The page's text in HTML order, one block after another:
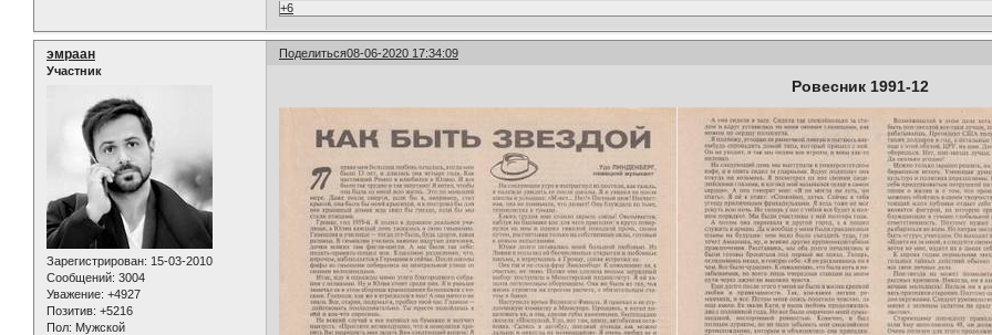
+6
Поделиться08-06-2020 17:34:09
эмраан
Участник
Зарегистрирован: 15-03-2010
Сообщений: 3004
Уважение: +4927
Позитив: +5216
Пол: Мужской
Ровесник 1991-12